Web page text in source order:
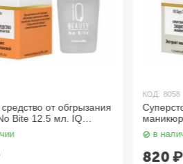
Суперстойкая защита
маникюра, 10 Days Top 12,5 мл.